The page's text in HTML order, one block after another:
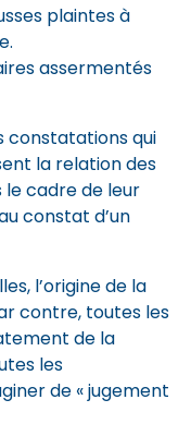
plaintes à
assermentés
constatations qui
la relation des
le cadre de leur
constat d’un
l’origine de la
contre, toutes les
de la
les
de « jugement